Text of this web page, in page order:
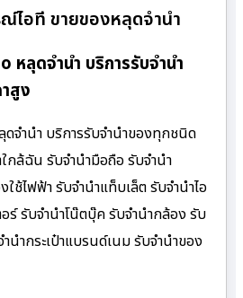
ไอที ขายของหลุดจำนำ
หลุดจำนำ บริการรับจำนำ
สูง
จำนำ บริการรับจำนำของทุกชนิด
กล้ฉัน รับจำนำมือถือ รับจำนำ
ช้ไฟฟ้า รับจำนำแท็บเล็ต รับจำนำไอ
ร์ รับจำนำโน๊ตบุ๊ค รับจำนำกล้อง รับ
นำกระเป๋าแบรนด์เนม รับจำนำของ